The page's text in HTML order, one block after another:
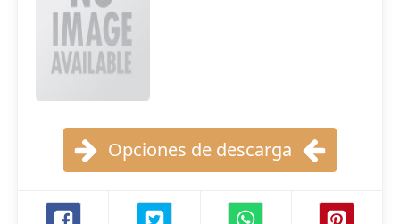
Opciones de descarga